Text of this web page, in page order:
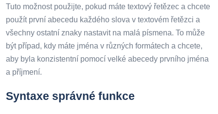
Tuto možnost použijte, pokud máte textový řetězec a chcete
použít první abecedu každého slova v textovém řetězci a
všechny ostatní znaky nastavit na malá písmena. To může
být případ, kdy máte jména v různých formátech a chcete,
aby byla konzistentní pomocí velké abecedy prvního jména
a příjmení.
Syntaxe správné funkce